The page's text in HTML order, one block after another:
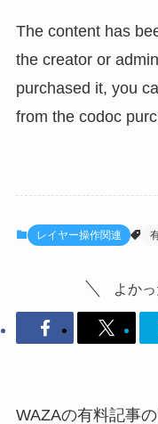
The content has
the creator or
purchased it, you
from the codoc
レイヤー操作関連
よか
WAZAの有料記事